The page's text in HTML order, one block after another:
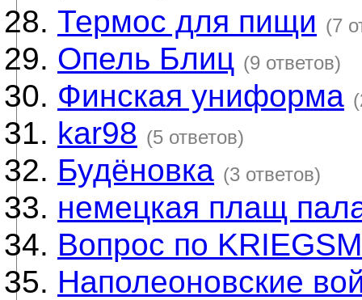
Термос для пищи (7
Опель Блиц (9 ответов)
Финская униформа
kar98 (5 ответов)
Будёновка (3 ответов)
немецкая плащ
Вопрос по
Наполеоновские